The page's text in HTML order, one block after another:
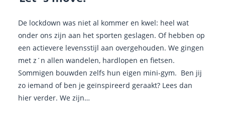
De lockdown was niet al kommer en kwel: heel wat
onder ons zijn aan het sporten geslagen. Of hebben op
een actievere levensstijl aan overgehouden. We gingen
met z´n allen wandelen, hardlopen en fietsen.
Sommigen bouwden zelfs hun eigen mini-gym. Ben jij
zo iemand of ben je geïnspireerd geraakt? Lees dan
hier verder. We zijn…